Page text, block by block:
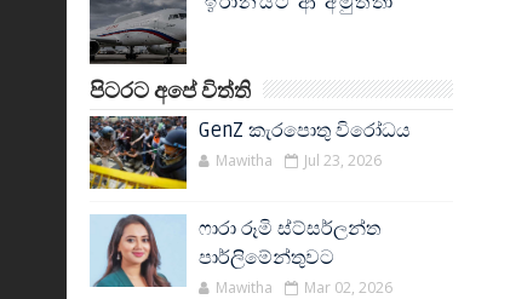
පිටරට අපේ විත්ති
GenZ කැරපොතු විරෝධය
Mawitha Jul 23, 2026
ෆාරා රූමි ස්ට්සර්ලන්ත
පාර්ලිමේන්තුවට
Mawitha Mar 02, 2026